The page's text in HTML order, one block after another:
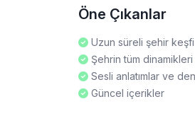
Öne Çıkanlar
Uzun süreli şehir keşfi
Şehrin tüm
Sesli anlatımlar ve
Güncel içerikler